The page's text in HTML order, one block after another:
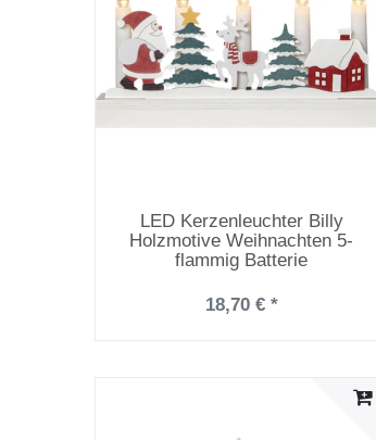
LED Kerzenleuchter Billy
Holzmotive Weihnachten 5-
flammig Batterie
18,70 € *